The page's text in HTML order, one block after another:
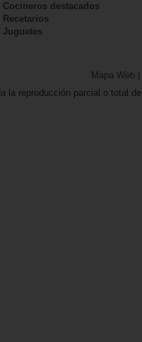
Cocineros destacados
Recetarios
Juguetes
Mapa Web
la reproducción parcial o total